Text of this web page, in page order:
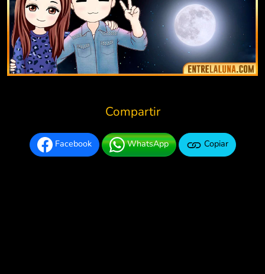
Compartir
Facebook WhatsApp Copiar